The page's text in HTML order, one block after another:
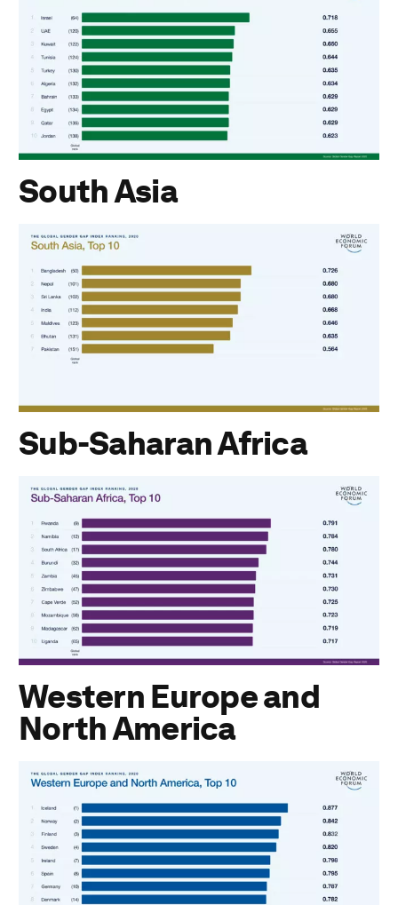
South Asia
Sub-Saharan Africa
Western Europe and
North America